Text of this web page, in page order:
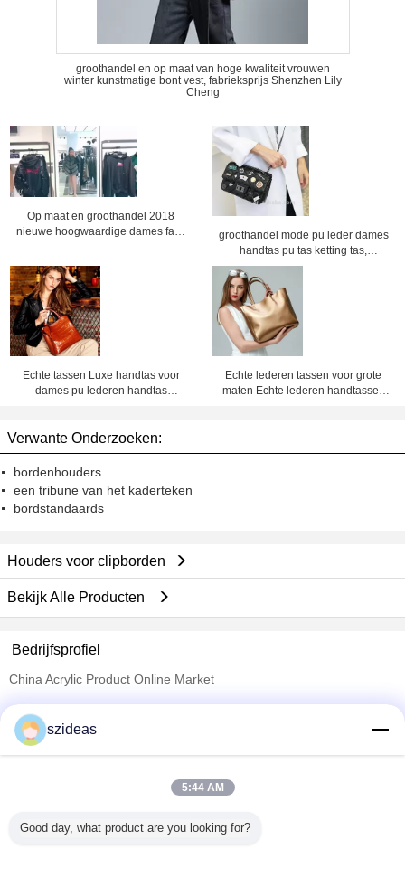
groothandel en op maat van hoge kwaliteit vrouwen
winter kunstmatige bont vest, fabrieksprijs Shenzhen Lily
Cheng
Op maat en groothandel 2018
nieuwe hoogwaardige dames faux
groothandel mode pu leder dames
handtas pu tas ketting tas,
crossbody tas,Fabrieksprijs
Shenzhen Lily Cheng
Echte tassen Luxe handtas voor
dames pu lederen handtas
Echte lederen tassen voor grote
maten Echte lederen handtassen
Verwante Onderzoeken:
bordenhouders
een tribune van het kaderteken
bordstandaards
Houders voor clipborden
Bekijk Alle Producten
Bedrijfsprofiel
China Acrylic Product Online Market
Trust Seal
Alle producten
szideas
5:44 AM
Good day, what product are you looking for?